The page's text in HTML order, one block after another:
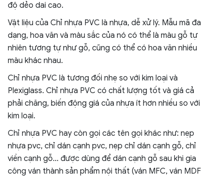
độ dẻo dai cao.
Vật liệu của Chỉ nhựa PVC là nhựa, dễ xử lý. Mẫu mã đa
dạng, hoa văn và màu sắc của nó có thể là màu gỗ tự
nhiên tương tự như gỗ, cũng có thể có hoa văn nhiều
màu khác nhau.
Chỉ nhựa PVC là tương đối nhẹ so với kim loại và
Plexiglass. Chỉ nhựa PVC có chất lượng tốt và giá cả
phải chăng, biến động giá của nhựa ít hơn nhiều so với
kim loại.
Chỉ nhựa PVC hay còn gọi các tên gọi khác như: nẹp
nhựa pvc, chỉ dán cạnh pvc, nẹp chỉ dán cạnh gỗ, chỉ
viền cạnh gỗ… được dùng để dán cạnh gỗ sau khi gia
công ván thành sản phẩm nội thất (ván MFC, ván MDF